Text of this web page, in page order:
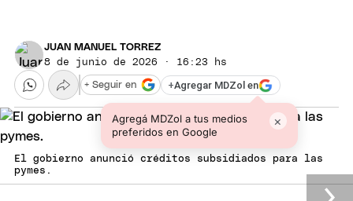
JUAN MANUEL TORREZ
8 de junio de 2026 · 16:23 hs
+Agregar MDZol en
Agregá MDZol a tus medios
preferidos en Google
×
+ Seguir en
El gobierno anunció créditos subsidiados para las
pymes.